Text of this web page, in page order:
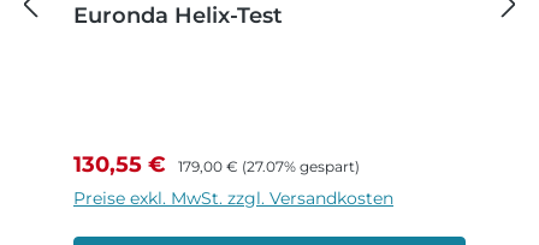
Euronda Helix-Test
Verkaufspreis:
130,55 € Regulärer Preis:
179,00 € (27.07% gespart)
Preise exkl. MwSt. zzgl. Versandkosten